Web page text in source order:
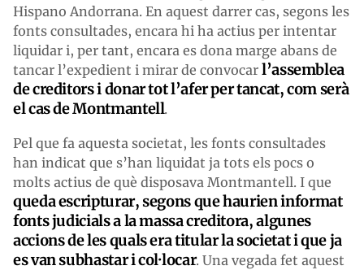
Hispano Andorrana. En aquest darrer cas, segons les
fonts consultades, encara hi ha actius per intentar
liquidar i, per tant, encara es dona marge abans de
tancar l’expedient i mirar de convocar l’assemblea
de creditors i donar tot l’afer per tancat, com serà
el cas de Montmantell.
Pel que fa aquesta societat, les fonts consultades
han indicat que s’han liquidat ja tots els pocs o
molts actius de què disposava Montmantell. I que
queda escripturar, segons que haurien informat
fonts judicials a la massa creditora, algunes
accions de les quals era titular la societat i que ja
es van subhastar i col·locar. Una vegada fet aquest